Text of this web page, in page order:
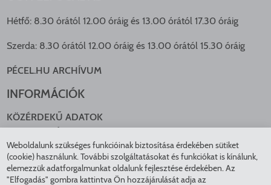
Hétfő: 8.30 órától 12.00 óráig és 13.00 órától 17.30 óráig
Szerda: 8.30 órától 12.00 óráig és 13.00 órától 15.30 óráig
PÉCEL.HU ARCHÍVUM
INFORMÁCIÓK
KÖZÉRDEKŰ ADATOK
KÖZLEKEDÉS
ADATKEZELÉS
ÁTLÁTHATÓ ÖNKORMÁNYZAT
Weboldalunk szükséges funkcióinak biztosítása érdekében sütiket
(cookie) használunk. További szolgáltatásokat és funkciókat is kínálunk,
elemezzük adatforgalmunkat oldalunk fejlesztése érdekében. Az
"Elfogadás" gombra kattintva Ön hozzájárulását adja az